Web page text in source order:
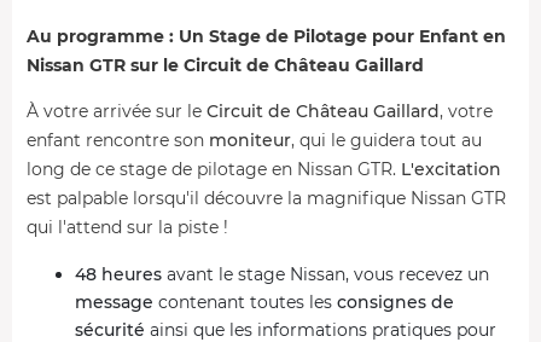
Au programme : Un Stage de Pilotage pour Enfant en
Nissan GTR sur le Circuit de Château Gaillard
À votre arrivée sur le Circuit de Château Gaillard, votre
enfant rencontre son moniteur, qui le guidera tout au
long de ce stage de pilotage en Nissan GTR. L'excitation
est palpable lorsqu'il découvre la magnifique Nissan GTR
qui l'attend sur la piste !
48 heures avant le stage Nissan, vous recevez un
message contenant toutes les consignes de
sécurité ainsi que les informations pratiques pour